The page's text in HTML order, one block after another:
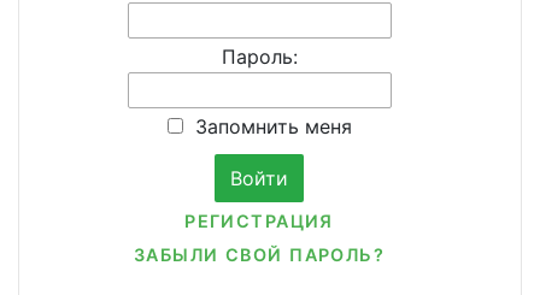
Пароль:
Запомнить меня
РЕГИСТРАЦИЯ
ЗАБЫЛИ СВОЙ ПАРОЛЬ?